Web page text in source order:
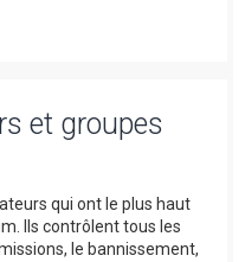
et groupes
qui ont le plus haut
Ils contrôlent tous les
le bannissement,